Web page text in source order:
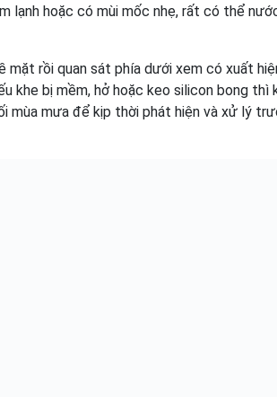
lạnh hoặc có mùi mốc nhẹ, rất có thể
rồi quan sát phía dưới xem có xuất
khe bị mềm, hở hoặc keo silicon bong thì
mùa mưa để kịp thời phát hiện và xử lý